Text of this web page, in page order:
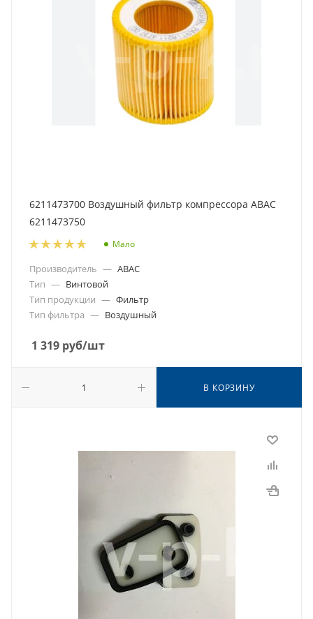
6211473700 Воздушный фильтр компрессора ABAC
6211473750
Мало
Производитель — ABAC
Тип — Винтовой
Тип продукции — Фильтр
Тип фильтра — Воздушный
1 319 руб/шт
В КОРЗИНУ